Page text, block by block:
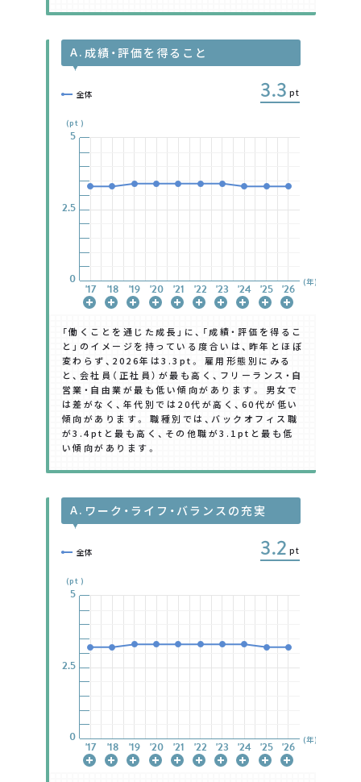
A. 成績・評価を得ること
3.3 pt
全体
(年)
(pt)
'17 '18 '19 '20 '21 '22 '23 '24 '25 '26
0
2.5
5
'17 '18 '19 '20 '21 '22 '23 '24 '25 '26
0
2.5
5
'17 '18 '19 '20 '21 '22 '23 '24 '25 '26
0
2.5
5
'17 '18 '19 '20 '21 '22 '23 '24 '25 '26
0
2.5
5
'17 '18 '19 '20 '21 '22 '23 '24 '25 '26
0
2.5
5
'17 '18 '19 '20 '21 '22 '23 '24 '25 '26
0
2.5
5
'17 '18 '19 '20 '21 '22 '23 '24 '25 '26
0
2.5
5
「働くことを通じた成長」に、「成績・評価を得るこ
と」のイメージを持っている度合いは、昨年とほぼ
変わらず、2026年は3.3pt。 雇用形態別にみる
と、会社員（正社員）が最も高く、フリーランス・自
営業・自由業が最も低い傾向があります。 男女で
は差がなく、年代別では20代が高く、60代が低い
傾向があります。 職種別では、バックオフィス職
が3.4ptと最も高く、その他職が3.1ptと最も低
い傾向があります。
A. ワーク・ライフ・バランスの充実
3.2 pt
全体
(年)
(pt)
'17 '18 '19 '20 '21 '22 '23 '24 '25 '26
0
2.5
5
'17 '18 '19 '20 '21 '22 '23 '24 '25 '26
0
2.5
5
'17 '18 '19 '20 '21 '22 '23 '24 '25 '26
0
2.5
5
'17 '18 '19 '20 '21 '22 '23 '24 '25 '26
0
2.5
5
'17 '18 '19 '20 '21 '22 '23 '24 '25 '26
0
2.5
5
'17 '18 '19 '20 '21 '22 '23 '24 '25 '26
0
2.5
5
'17 '18 '19 '20 '21 '22 '23 '24 '25 '26
0
2.5
5